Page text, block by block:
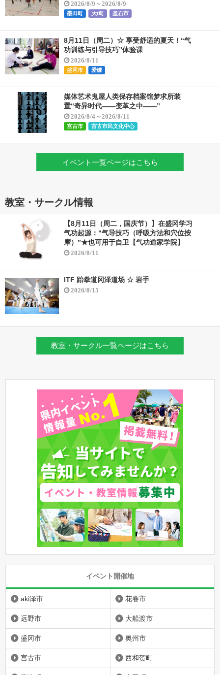
2026/8/9～2026/8/9
墨田町 大t町 釜石市
8月11日（周二）☆ 享受舒适的夏天！“气
功训练与引导技巧”体验课
2026/8/11
盛冈市 爱娜
媒体艺术鬼屋人类保存档案馆梦求所装
置“奇异时代——变革之中——”
2026/8/4～2026/8/11
宫古市 宫古市民文化中心
イベント一覧ページはこちら
教室・サークル情報
【8月11日（周二，国庆节）】在盛冈学习
气功起源：“气导技巧（呼吸方法和穴位按
摩）”★也可用于自卫【气功道家学院】
2026/8/11
ITF 跆拳道冈泽道场 ☆ 岩手
2026/8/15
教室・サークル一覧ページはこちら
イベント開催地
aki泽市 花卷市
远野市 大船渡市
盛冈市 奥州市
宫古市 西和贺町